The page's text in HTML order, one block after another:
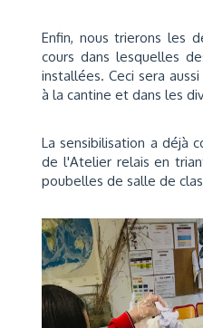
Enfin, nous trierons les
cours dans lesquelles
installées. Ceci sera
à la cantine et dans les
La sensibilisation a déjà
de l'Atelier relais en
poubelles de salle de